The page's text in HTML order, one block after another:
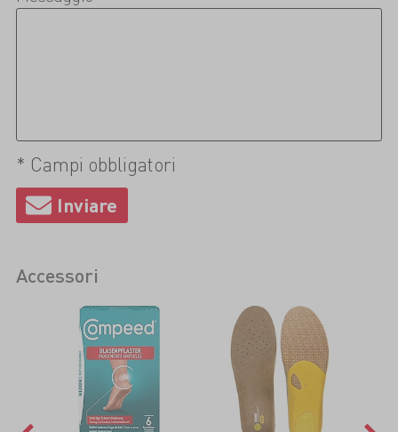
* Campi obbligatori
Accessori